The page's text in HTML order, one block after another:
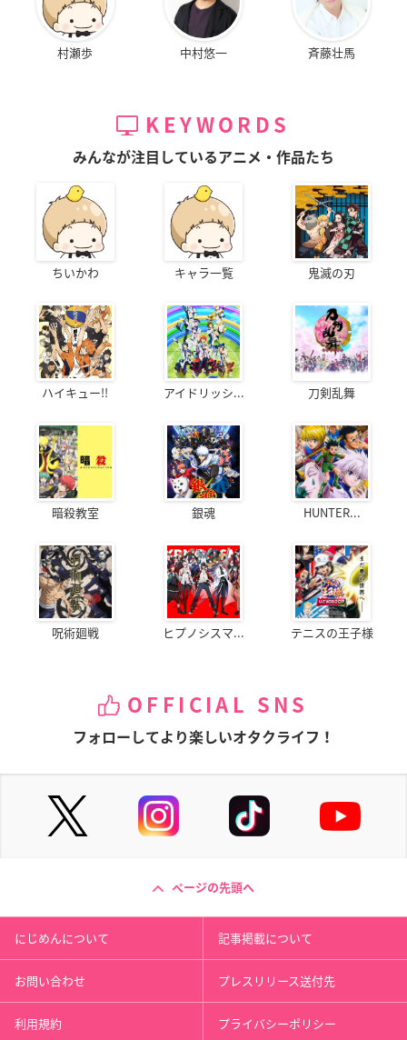
村瀬歩 中村悠一 斉藤壮馬
KEYWORDS
みんなが注目しているアニメ・作品たち
ちいかわ キャラ一覧 鬼滅の刃
ハイキュー!! アイドリッシ... 刀剣乱舞
暗殺教室 銀魂 HUNTER...
呪術廻戦 ヒプノシスマ... テニスの王子様
OFFICIAL SNS
フォローしてより楽しいオタクライフ！
ページの先頭へ
にじめんについて 記事掲載について
お問い合わせ プレスリリース送付先
利用規約 プライバシーポリシー